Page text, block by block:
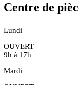
Centre de
Lundi
OUVERT
9h à 17h
Mardi